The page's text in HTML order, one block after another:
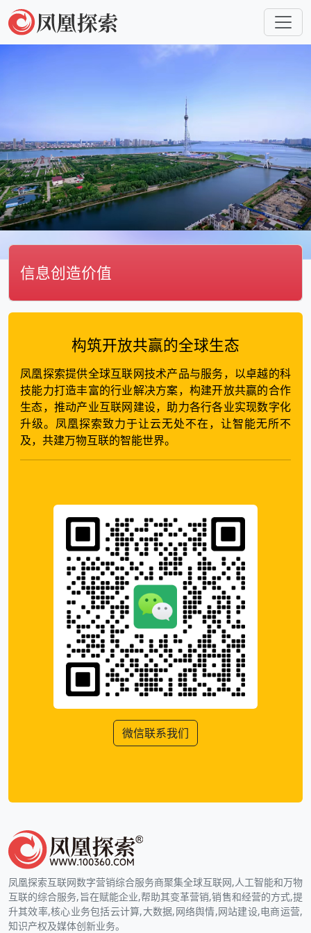
信息创造价值
构筑开放共赢的全球生态
凤凰探索提供全球互联网技术产品与服务，以卓越的科
技能力打造丰富的行业解决方案，构建开放共赢的合作
生态，推动产业互联网建设，助力各行各业实现数字化
升级。凤凰探索致力于让云无处不在，让智能无所不
及，共建万物互联的智能世界。
微信联系我们
凤凰探索互联网数字营销综合服务商聚集全球互联网,人工智能和万物
互联的综合服务,旨在赋能企业,帮助其变革营销,销售和经营的方式,提
升其效率,核心业务包括云计算,大数据,网络舆情,网站建设,电商运营,
知识产权及媒体创新业务。